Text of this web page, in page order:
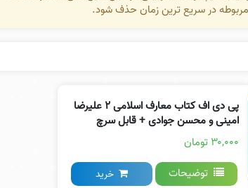
مربوطه در سریع ترین زمان حذف شود.
پی دی اف کتاب معارف اسلامی ۲ علیرضا
امینی و محسن جوادی + قابل سرچ
۳۰,۰۰۰ تومان
توضیحات
خرید